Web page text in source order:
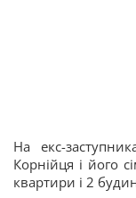
На екс-
Корнійця і його
квартири і 2